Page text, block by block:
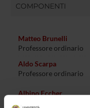
COMPONENTI
Matteo Brunelli
Professore ordinario
Aldo Scarpa
Professore ordinario
Albino Eccher
Dottorando